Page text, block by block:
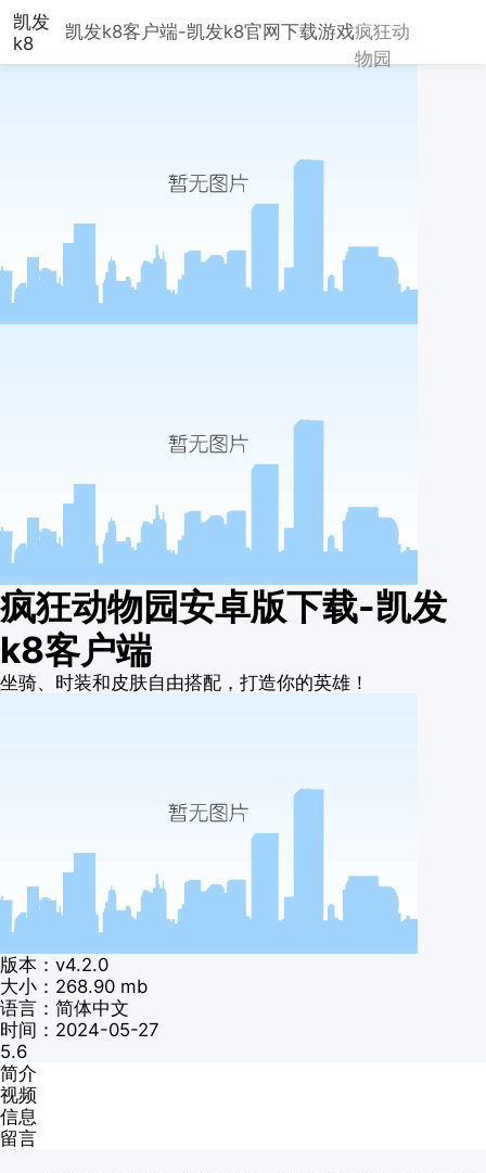
凯发
k8
客户
凯发k8客户端-凯发k8官网下载游戏疯狂动
物园
疯狂动物园安卓版下载-凯发
k8客户端
坐骑、时装和皮肤自由搭配，打造你的英雄！
版本：v4.2.0
大小：268.90 mb
语言：简体中文
时间：2024-05-27
5.6
简介
视频
信息
留言